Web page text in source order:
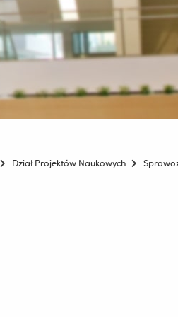
Dział Projektów Naukowych